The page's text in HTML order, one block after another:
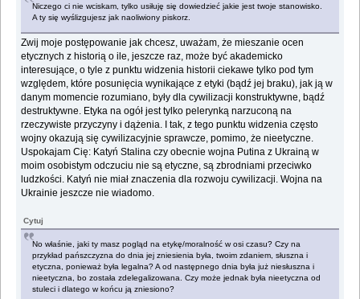
Niczego ci nie wciskam, tylko usiłuję się dowiedzieć jakie jest twoje stanowisko.
A ty się wyślizgujesz jak naoliwiony piskorz.
Zwij moje postępowanie jak chcesz, uważam, że mieszanie ocen
etycznych z historią o ile, jeszcze raz, może być akademicko
interesujące, o tyle z punktu widzenia historii ciekawe tylko pod tym
względem, które posunięcia wynikające z etyki (bądź jej braku), jak ją w
danym momencie rozumiano, były dla cywilizacji konstruktywne, bądź
destruktywne. Etyka na ogół jest tylko pelerynką narzuconą na
rzeczywiste przyczyny i dążenia. I tak, z tego punktu widzenia często
wojny okazują się cywilizacyjnie sprawcze, pomimo, że nieetyczne.
Uspokajam Cię: Katyń Stalina czy obecnie wojna Putina z Ukrainą w
moim osobistym odczuciu nie są etyczne, są zbrodniami przeciwko
ludzkości. Katyń nie miał znaczenia dla rozwoju cywilizacji. Wojna na
Ukrainie jeszcze nie wiadomo.
Cytuj
No właśnie, jaki ty masz pogląd na etykę/moralność w osi czasu? Czy na
przykład pańszczyzna do dnia jej zniesienia była, twoim zdaniem, słuszna i
etyczna, ponieważ była legalna? A od następnego dnia była już niesłuszna i
nieetyczna, bo została zdelegalizowana. Czy może jednak była nieetyczna od
stuleci i dlatego w końcu ją zniesiono?